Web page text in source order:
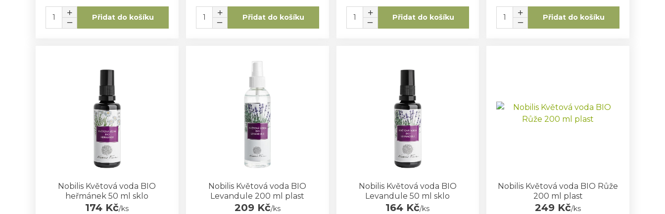
Přidat do košíku Přidat do košíku Přidat do košíku Přidat do košíku
Nobilis Květová voda BIO
heřmánek 50 ml sklo
174 Kč/ks
Nobilis Květová voda BIO
Levandule 200 ml plast
209 Kč/ks
Nobilis Květová voda BIO
Levandule 50 ml sklo
164 Kč/ks
Nobilis Květová voda BIO Růže
200 ml plast
249 Kč/ks